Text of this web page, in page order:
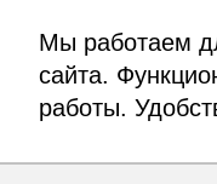
Мы работаем
сайта.
работы.